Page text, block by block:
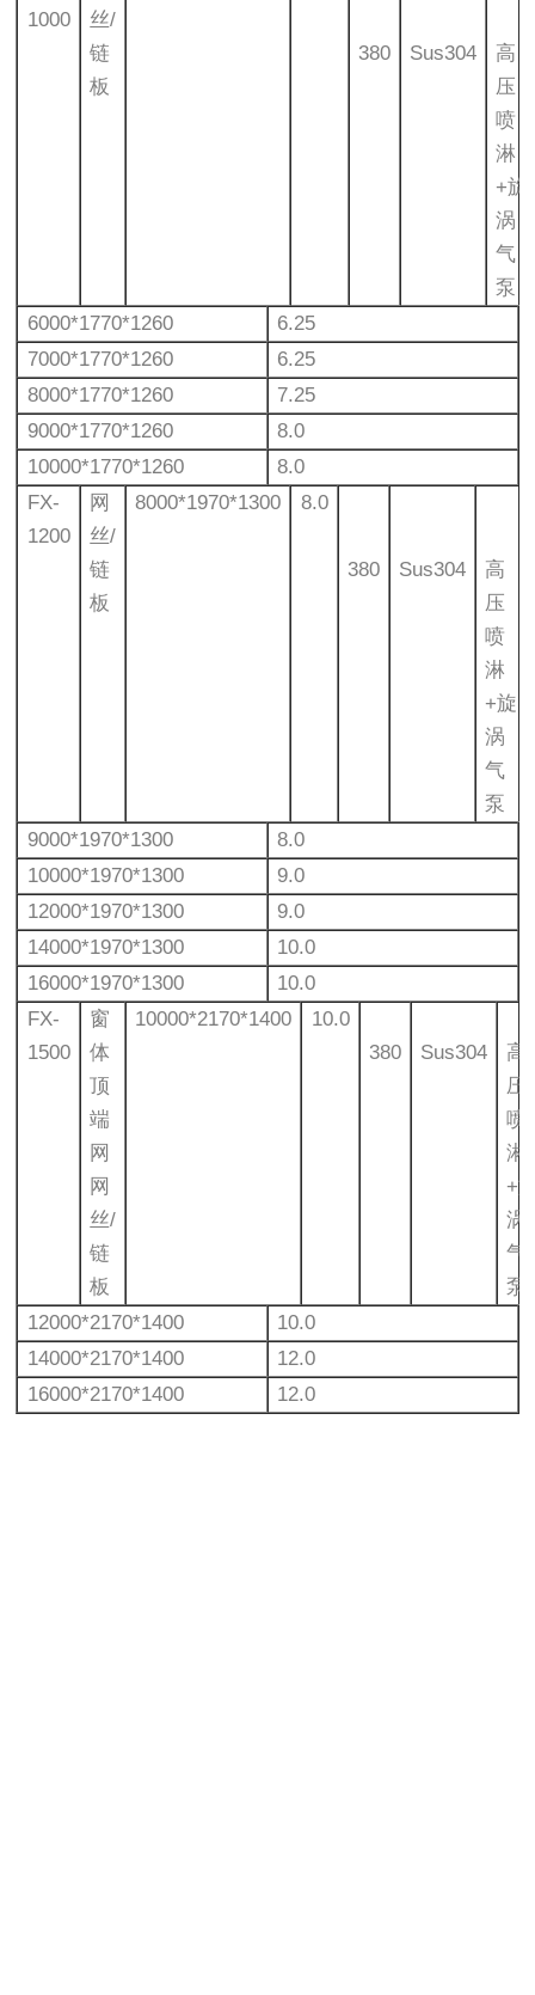
1000
丝/
链
板
380 Sus304
高
压
喷
淋
+旋
涡
气
泵
6000*1770*1260
6.25
7000*1770*1260
6.25
8000*1770*1260
7.25
9000*1770*1260
8.0
10000*1770*1260
8.0
FX-
1200
网
丝/
链
板
8000*1970*1300 8.0
380 Sus304
高
压
喷
淋
+旋
涡
气
泵
9000*1970*1300
8.0
10000*1970*1300
9.0
12000*1970*1300
9.0
14000*1970*1300
10.0
16000*1970*1300
10.0
FX-
1500
窗
体
顶
端
网
网
丝/
链
板
10000*2170*1400
10.0
380
Sus304
高
压
喷
淋
+
涡
气
泵
12000*2170*1400
10.0
14000*2170*1400
12.0
16000*2170*1400
12.0